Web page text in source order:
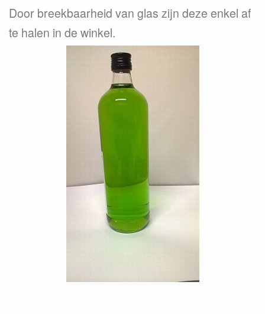
Door breekbaarheid van glas zijn deze enkel af
te halen in de winkel.